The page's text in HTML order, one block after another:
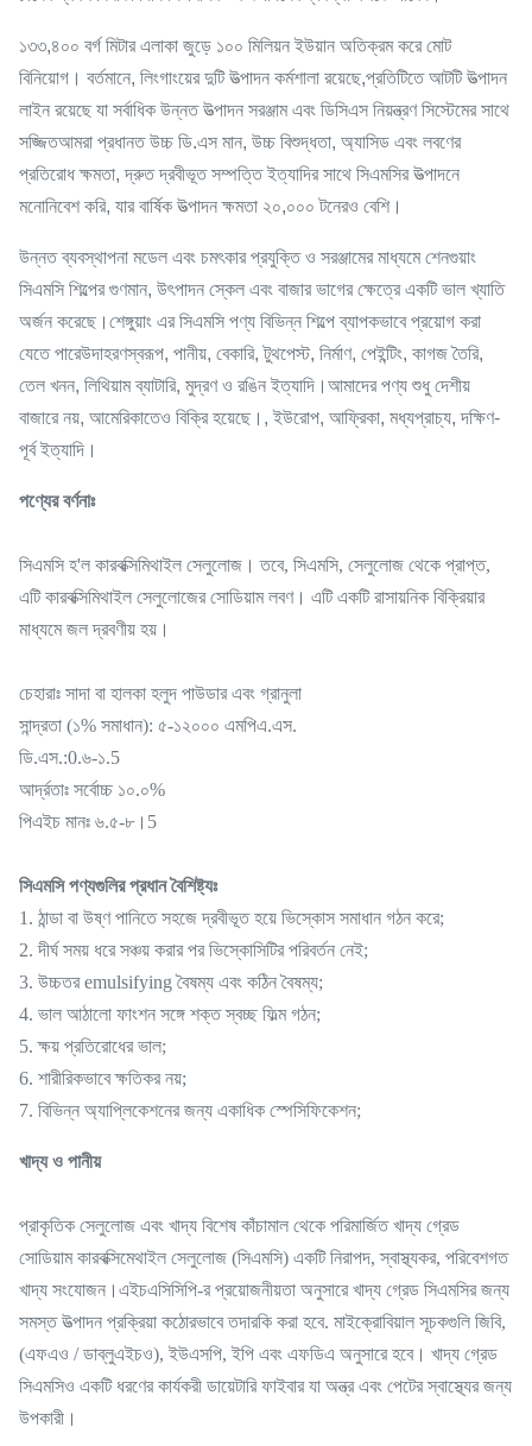
১৩৩,৪০০ বর্গ মিটার এলাকা জুড়ে ১০০ মিলিয়ন ইউয়ান অতিক্রম করে মোট
বিনিয়োগ। বর্তমানে, লিংগাংয়ের দুটি উত্পাদন কর্মশালা রয়েছে,প্রতিটিতে আটটি উত্পাদন
লাইন রয়েছে যা সর্বাধিক উন্নত উত্পাদন সরঞ্জাম এবং ডিসিএস নিয়ন্ত্রণ সিস্টেমের সাথে
সজ্জিতআমরা প্রধানত উচ্চ ডি.এস মান, উচ্চ বিশুদ্ধতা, অ্যাসিড এবং লবণের
প্রতিরোধ ক্ষমতা, দ্রুত দ্রবীভূত সম্পত্তি ইত্যাদির সাথে সিএমসির উত্পাদনে
মনোনিবেশ করি, যার বার্ষিক উত্পাদন ক্ষমতা ২০,০০০ টনেরও বেশি।
উন্নত ব্যবস্থাপনা মডেল এবং চমৎকার প্রযুক্তি ও সরঞ্জামের মাধ্যমে শেনগুয়াং
সিএমসি শিল্পের গুণমান, উৎপাদন স্কেল এবং বাজার ভাগের ক্ষেত্রে একটি ভাল খ্যাতি
অর্জন করেছে।শেঙ্গুয়াং এর সিএমসি পণ্য বিভিন্ন শিল্পে ব্যাপকভাবে প্রয়োগ করা
যেতে পারেউদাহরণস্বরূপ, পানীয়, বেকারি, টুথপেস্ট, নির্মাণ, পেইন্টিং, কাগজ তৈরি,
তেল খনন, লিথিয়াম ব্যাটারি, মুদ্রণ ও রঙিন ইত্যাদি।আমাদের পণ্য শুধু দেশীয়
বাজারে নয়, আমেরিকাতেও বিক্রি হয়েছে।, ইউরোপ, আফ্রিকা, মধ্যপ্রাচ্য, দক্ষিণ-
পূর্ব ইত্যাদি।
পণ্যের বর্ণনাঃ
সিএমসি হ'ল কারবক্সিমিথাইল সেলুলোজ। তবে, সিএমসি, সেলুলোজ থেকে প্রাপ্ত,
এটি কারবক্সিমিথাইল সেলুলোজের সোডিয়াম লবণ। এটি একটি রাসায়নিক বিক্রিয়ার
মাধ্যমে জল দ্রবণীয় হয়।
চেহারাঃ সাদা বা হালকা হলুদ পাউডার এবং গ্রানুলা
সান্দ্রতা (১% সমাধান): ৫-১২০০০ এমপিএ.এস.
ডি.এস.:0.৬-১.5
আর্দ্রতাঃ সর্বোচ্চ ১০.০%
পিএইচ মানঃ ৬.৫-৮।5
সিএমসি পণ্যগুলির প্রধান বৈশিষ্ট্যঃ
1. ঠান্ডা বা উষ্ণ পানিতে সহজে দ্রবীভূত হয়ে ভিস্কোস সমাধান গঠন করে;
2. দীর্ঘ সময় ধরে সঞ্চয় করার পর ভিস্কোসিটির পরিবর্তন নেই;
3. উচ্চতর emulsifying বৈষম্য এবং কঠিন বৈষম্য;
4. ভাল আঠালো ফাংশন সঙ্গে শক্ত স্বচ্ছ ফিল্ম গঠন;
5. ক্ষয় প্রতিরোধের ভাল;
6. শারীরিকভাবে ক্ষতিকর নয়;
7. বিভিন্ন অ্যাপ্লিকেশনের জন্য একাধিক স্পেসিফিকেশন;
খাদ্য ও পানীয়
প্রাকৃতিক সেলুলোজ এবং খাদ্য বিশেষ কাঁচামাল থেকে পরিমার্জিত খাদ্য গ্রেড
সোডিয়াম কারবক্সিমেথাইল সেলুলোজ (সিএমসি) একটি নিরাপদ, স্বাস্থ্যকর, পরিবেশগত
খাদ্য সংযোজন।এইচএসিসিপি-র প্রয়োজনীয়তা অনুসারে খাদ্য গ্রেড সিএমসির জন্য
সমস্ত উত্পাদন প্রক্রিয়া কঠোরভাবে তদারকি করা হবে. মাইক্রোবিয়াল সূচকগুলি জিবি,
(এফএও / ডাব্লুএইচও), ইউএসপি, ইপি এবং এফডিএ অনুসারে হবে। খাদ্য গ্রেড
সিএমসিও একটি ধরণের কার্যকরী ডায়েটারি ফাইবার যা অন্ত্র এবং পেটের স্বাস্থ্যের জন্য
উপকারী।